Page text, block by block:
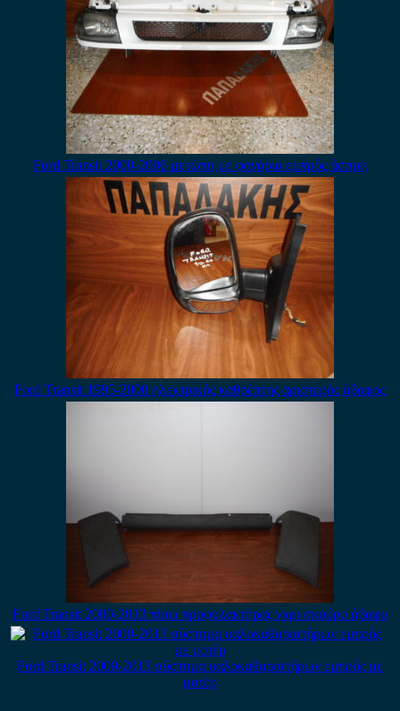
Ford Transit 2000-2006 μετώπη με φανάρια εμπρός άσπρη
Ford Transit 1995-2000 ηλεκτρικός καθρέπτης αριστερός άβαφος
Ford Transit 2000-2013 πίσω προφυλακτήρας γκρι σκούρο άβαφο
Ford Transit 2000-2013 σύστημα υαλοκαθαριστήρων εμπρός με
μοτέρ